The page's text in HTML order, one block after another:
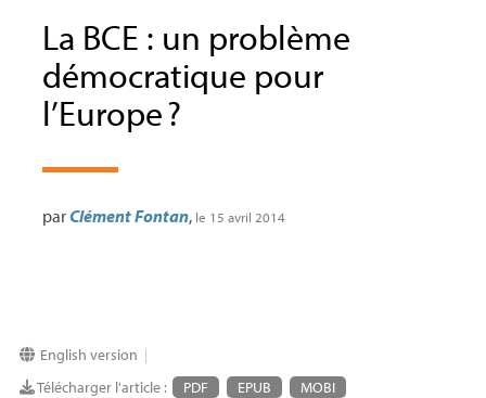
La BCE : un problème
démocratique pour
l’Europe?
parClément Fontan, le 15 avril 2014
English version |
Télécharger l'article : PDF EPUB
MOBI